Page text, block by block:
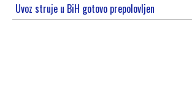
Uvoz struje u BiH gotovo prepolovljen